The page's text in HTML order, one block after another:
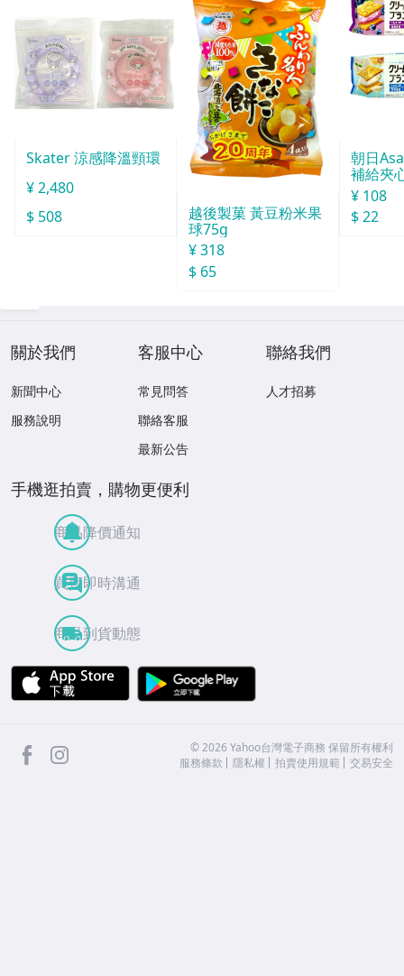
Skater 涼感降溫頸環
¥ 2,480
$ 508
越後製菓 黃豆粉米果
球75g
¥ 318
$ 65
朝日
補給夾
g
¥ 108
$ 22
關於我們
新聞中心
服務說明
客服中心
常見問答
聯絡客服
最新公告
聯絡我們
人才招募
手機逛拍賣，購物更便利
商品降價通知
買賣即時溝通
商品到貨動態
APP Store
facebook ©2026 Yahoo台灣電子商務 保留所有權利
服務條款
隱私權 拍賣使用規範 交易安全